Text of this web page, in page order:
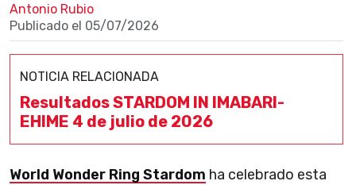
Antonio Rubio
Publicado el 05/07/2026
NOTICIA RELACIONADA
Resultados STARDOM IN IMABARI-
EHIME 4 de julio de 2026
World Wonder Ring Stardom ha celebrado esta